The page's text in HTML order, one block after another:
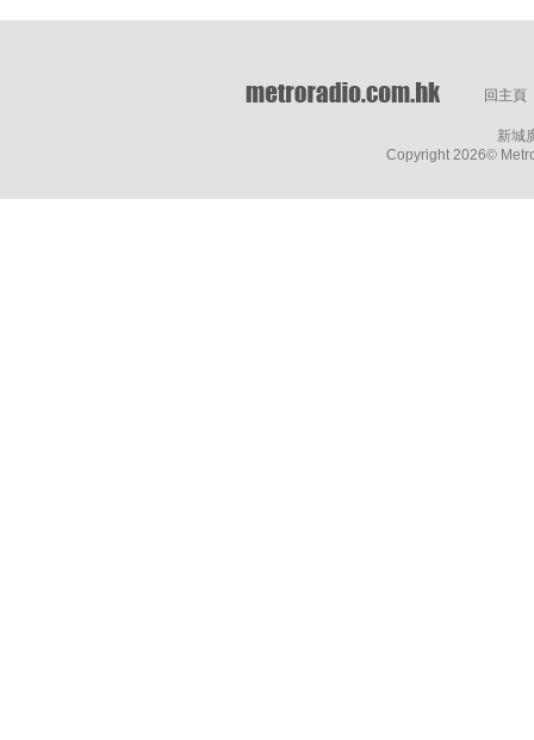
回主頁
新城
Copyright 2026©